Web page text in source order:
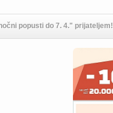
popusti do 7. 4." prijateljem!